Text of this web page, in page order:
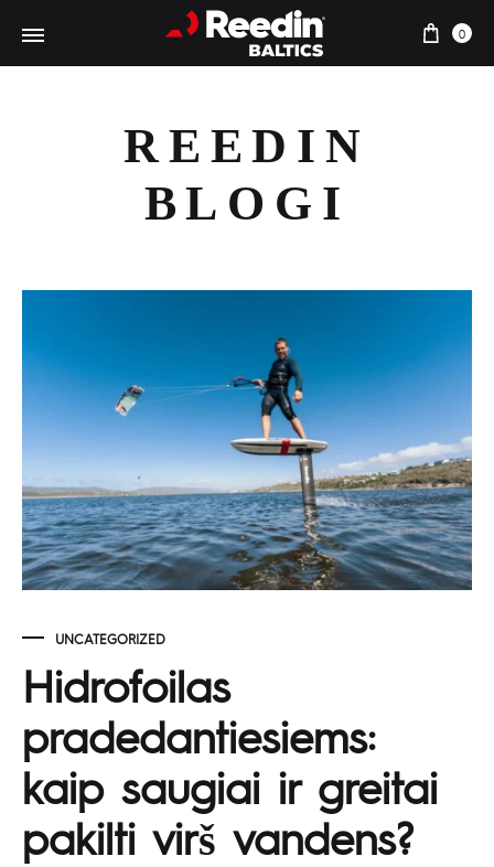
0
REEDIN
BLOGI
UNCATEGORIZED
Hidrofoilas
pradedantiesiems:
kaip saugiai ir greitai
pakilti virš vandens?